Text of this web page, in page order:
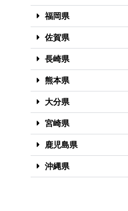
福岡県
佐賀県
長崎県
熊本県
大分県
宮崎県
鹿児島県
沖縄県